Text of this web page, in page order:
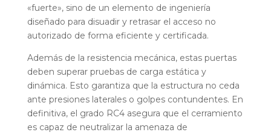
«fuerte», sino de un elemento de ingeniería
diseñado para disuadir y retrasar el acceso no
autorizado de forma eficiente y certificada.
Además de la resistencia mecánica, estas puertas
deben superar pruebas de carga estática y
dinámica. Esto garantiza que la estructura no ceda
ante presiones laterales o golpes contundentes. En
definitiva, el grado RC4 asegura que el cerramiento
es capaz de neutralizar la amenaza de